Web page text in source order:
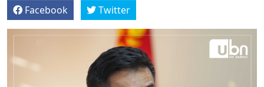
Facebook Twitter